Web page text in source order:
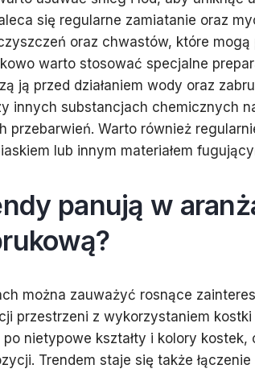
się regularne zamiatanie oraz
oraz chwastów, które
warto stosować specjalne
ją przed działaniem wody oraz
innych substancjach chemicznych
przebarwień. Warto również
lub innym materiałem
panują w
można zauważyć rosnące
przestrzeni z wykorzystaniem
nietypowe kształty i kolory
Trendem staje się także